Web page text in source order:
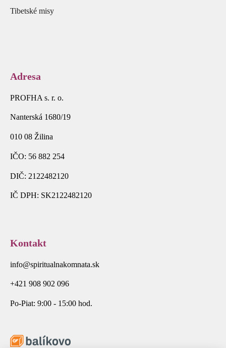
Tibetské misy
Adresa
PROFHA s. r. o.
Nanterská 1680/19
010 08 Žilina
IČO: 56 882 254
DIČ: 2122482120
IČ DPH: SK2122482120
Kontakt
info@spiritualnakomnata.sk
+421 908 902 096
Po-Piat: 9:00 - 15:00 hod.